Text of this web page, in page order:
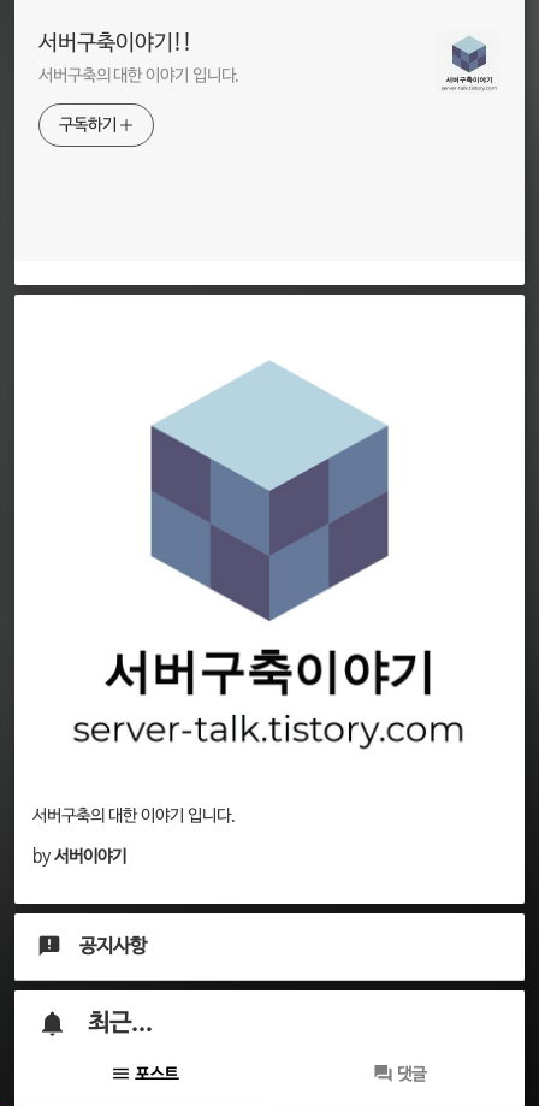
서버구축이야기!!
서버구축의 대한 이야기 입니다.
구독하기
서버구축의 대한 이야기 입니다.
by서버이야기
공지사항
최근...
포스트 댓글